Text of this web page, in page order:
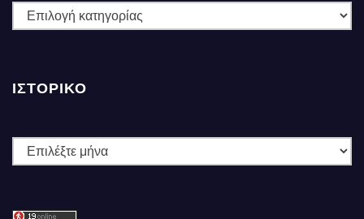
ΚΑΤΗΓΟΡΙΕΣ
ΙΣΤΟΡΙΚΌ
Ιστορικό